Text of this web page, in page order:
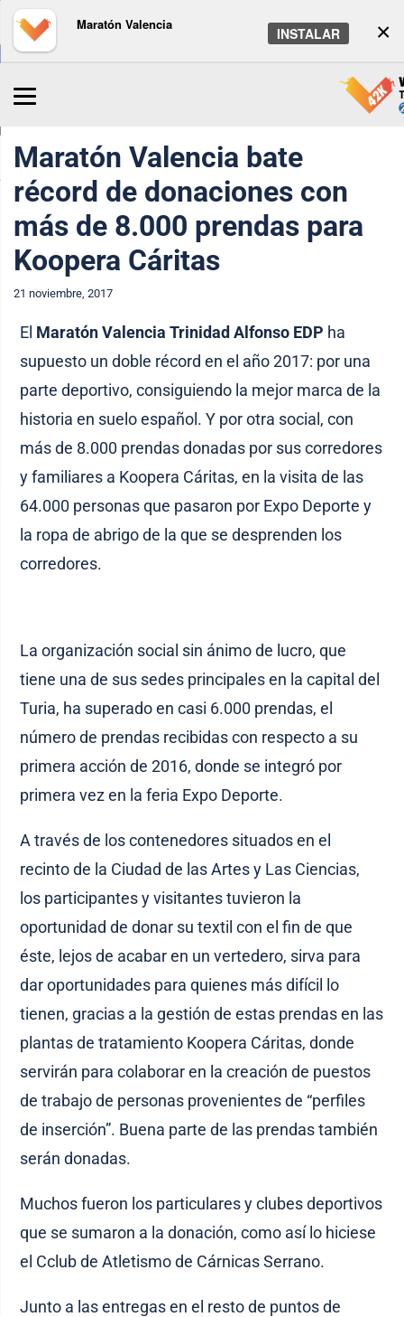
×
Maratón Valencia
INSTALAR
Maratón Valencia bate
récord de donaciones con
más de 8.000 prendas para
Koopera Cáritas
21 noviembre, 2017
El Maratón Valencia Trinidad Alfonso EDP ha
supuesto un doble récord en el año 2017: por una
parte deportivo, consiguiendo la mejor marca de la
historia en suelo español. Y por otra social, con
más de 8.000 prendas donadas por sus corredores
y familiares a Koopera Cáritas, en la visita de las
64.000 personas que pasaron por Expo Deporte y
la ropa de abrigo de la que se desprenden los
corredores.
La organización social sin ánimo de lucro, que
tiene una de sus sedes principales en la capital del
Turia, ha superado en casi 6.000 prendas, el
número de prendas recibidas con respecto a su
primera acción de 2016, donde se integró por
primera vez en la feria Expo Deporte.
A través de los contenedores situados en el
recinto de la Ciudad de las Artes y Las Ciencias,
los participantes y visitantes tuvieron la
oportunidad de donar su textil con el fin de que
éste, lejos de acabar en un vertedero, sirva para
dar oportunidades para quienes más difícil lo
tienen, gracias a la gestión de estas prendas en las
plantas de tratamiento Koopera Cáritas, donde
servirán para colaborar en la creación de puestos
de trabajo de personas provenientes de “perfiles
de inserción”. Buena parte de las prendas también
serán donadas.
Muchos fueron los particulares y clubes deportivos
que se sumaron a la donación, como así lo hiciese
el Cclub de Atletismo de Cárnicas Serrano.
Junto a las entregas en el resto de puntos de